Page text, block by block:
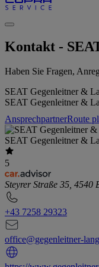
Kontakt -
Haben Sie Fragen,
SEAT Gegenleitner &
SEAT Gegenleitner &
AnsprechpartnerRoute
SEAT Gegenleitner &
5
Steyrer Straße 35, 4540
+43 7258 29323
office@gegenleitner-